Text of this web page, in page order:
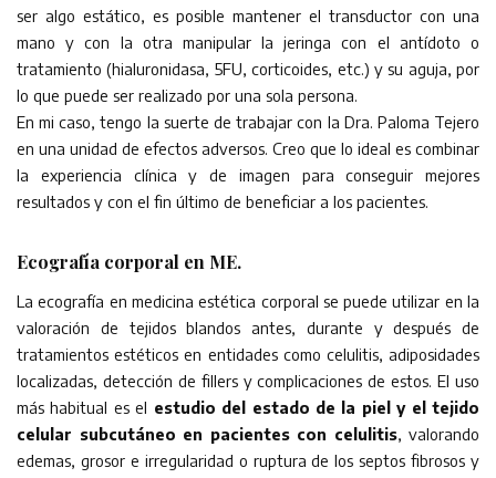
ser algo estático, es posible mantener el transductor con una
mano y con la otra manipular la jeringa con el antídoto o
tratamiento (hialuronidasa, 5FU, corticoides, etc.) y su aguja, por
lo que puede ser realizado por una sola persona.
En mi caso, tengo la suerte de trabajar con la Dra. Paloma Tejero
en una unidad de efectos adversos. Creo que lo ideal es combinar
la experiencia clínica y de imagen para conseguir mejores
resultados y con el fin último de beneficiar a los pacientes.
Ecografía corporal en ME.
La ecografía en medicina estética corporal se puede utilizar en la
valoración de tejidos blandos antes, durante y después de
tratamientos estéticos en entidades como celulitis, adiposidades
localizadas, detección de fillers y complicaciones de estos. El uso
más habitual es el estudio del estado de la piel y el tejido
celular subcutáneo en pacientes con celulitis, valorando
edemas, grosor e irregularidad o ruptura de los septos fibrosos y